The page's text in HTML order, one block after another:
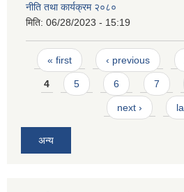
नीति तथा कार्यक्रम २०८०
मिति: 06/28/2023 - 15:19
Pages
« first ‹ previous
4 5 6 7
next ›
अन्य